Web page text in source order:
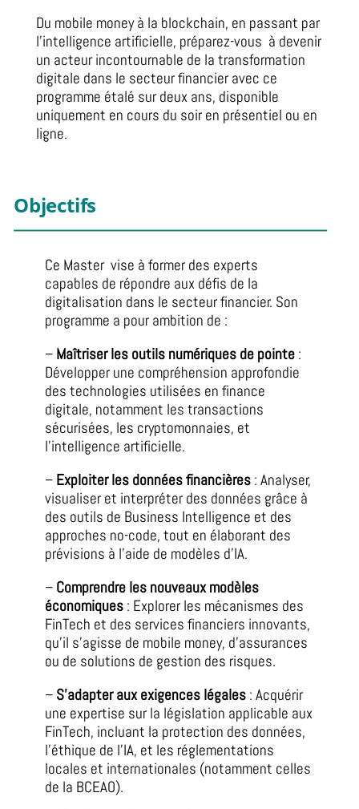
Du mobile money à la blockchain, en passant par
l’intelligence artificielle, préparez-vous à devenir
un acteur incontournable de la transformation
digitale dans le secteur financier avec ce
programme étalé sur deux ans, disponible
uniquement en cours du soir en présentiel ou en
ligne.
Objectifs
Ce Master vise à former des experts
capables de répondre aux défis de la
digitalisation dans le secteur financier. Son
programme a pour ambition de :
– Maîtriser les outils numériques de pointe:
Développer une compréhension approfondie
des technologies utilisées en finance
digitale, notamment les transactions
sécurisées, les cryptomonnaies, et
l’intelligence artificielle.
– Exploiter les données financières: Analyser,
visualiser et interpréter des données grâce à
des outils de Business Intelligence et des
approches no-code, tout en élaborant des
prévisions à l’aide de modèles d’IA.
– Comprendre les nouveaux modèles
économiques: Explorer les mécanismes des
FinTech et des services financiers innovants,
qu’il s’agisse de mobile money, d’assurances
ou de solutions de gestion des risques.
– S’adapter aux exigences légales: Acquérir
une expertise sur la législation applicable aux
FinTech, incluant la protection des données,
l’éthique de l’IA, et les réglementations
locales et internationales (notamment celles
de la BCEAO).